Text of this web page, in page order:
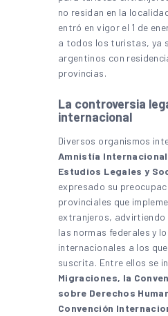
no residan en la
entró en vigor el 1 de
a todos los turistas, ya
argentinos con
provincias.
La controversia
internacional
Diversos organismos
Amnistía Internacional
Estudios Legales y
expresado su
provinciales que
extranjeros, advirtiendo
las normas federales y
internacionales a los
suscrita. Entre ellos se
Migraciones, la
sobre Derechos
Convención